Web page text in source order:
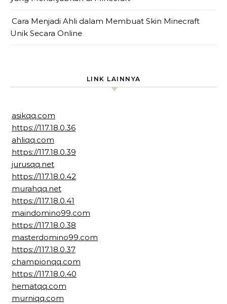
Cara Menjadi Ahli dalam Membuat Skin Minecraft
Unik Secara Online
LINK LAINNYA
asikqq.com
https://117.18.0.36
ahliqq.com
https://117.18.0.39
jurusqq.net
https://117.18.0.42
murahqq.net
https://117.18.0.41
maindomino99.com
https://117.18.0.38
masterdomino99.com
https://117.18.0.37
championqq.com
https://117.18.0.40
hematqq.com
murniqq.com